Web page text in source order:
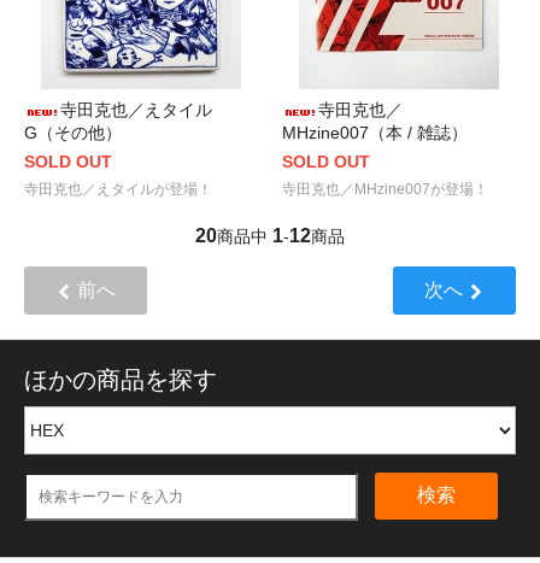
寺田克也／えタイル
G（その他）
SOLD OUT
寺田克也／えタイルが登場！
寺田克也／
MHzine007（本 / 雑誌）
SOLD OUT
寺田克也／MHzine007が登場！
20商品中 1-12商品
前へ 次へ
ほかの商品を探す
検索